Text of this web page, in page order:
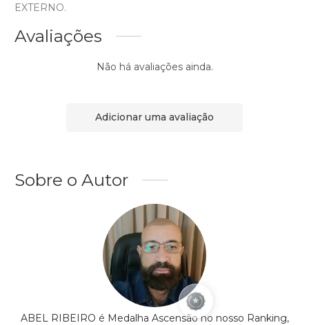
EXTERNO.
Avaliações
Não há avaliações ainda.
Adicionar uma avaliação
Sobre o Autor
ABEL RIBEIRO é Medalha Ascensão no nosso Ranking,